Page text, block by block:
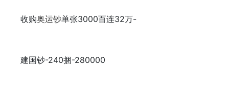
收购奥运钞单张3000百连32万-
建国钞-240捆-280000